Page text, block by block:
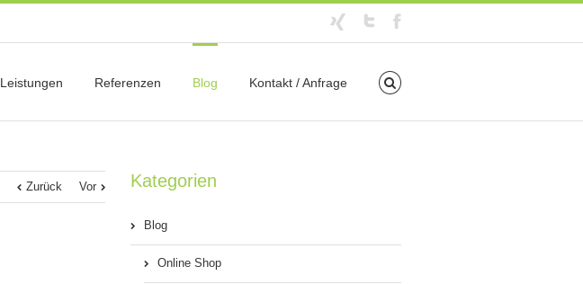
Leistungen Referenzen Blog Kontakt / Anfrage
Zurück Vor Kategorien
Blog
Online Shop